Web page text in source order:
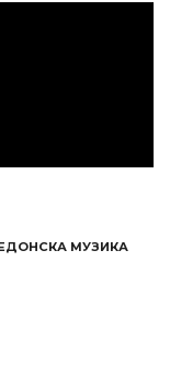
МУЗИКА